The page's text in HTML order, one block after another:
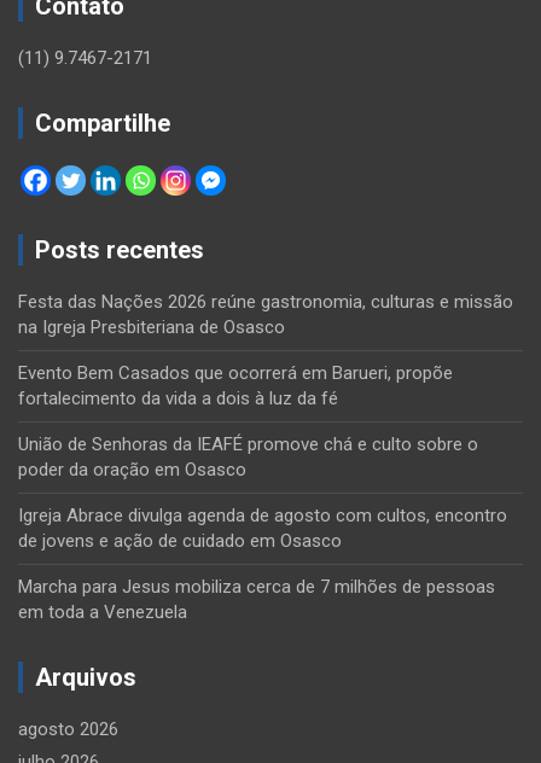
Contato
(11) 9.7467-2171
Compartilhe
Posts recentes
Festa das Nações 2026 reúne gastronomia, culturas e missão
na Igreja Presbiteriana de Osasco
Evento Bem Casados que ocorrerá em Barueri, propõe
fortalecimento da vida a dois à luz da fé
União de Senhoras da IEAFÉ promove chá e culto sobre o
poder da oração em Osasco
Igreja Abrace divulga agenda de agosto com cultos, encontro
de jovens e ação de cuidado em Osasco
Marcha para Jesus mobiliza cerca de 7 milhões de pessoas
em toda a Venezuela
Arquivos
agosto 2026